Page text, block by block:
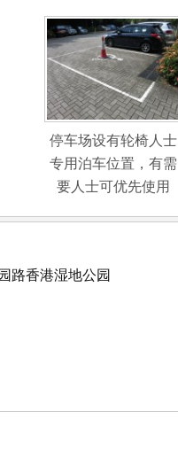
停车场设有轮椅人士
专用泊车位置，有需
要人士可优先使用
路香港湿地公园